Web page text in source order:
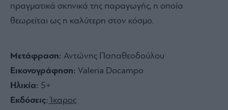
πραγματικά σκηνικά της παραγωγής, η οποία
θεωρείται ως η καλύτερη στον κόσμο.
Μετάφραση: Αντώνης Παπαθεοδούλου
Εικονογράφηση: Valeria Docampo
Ηλικία: 5+
Εκδόσεις: Ίκαρος